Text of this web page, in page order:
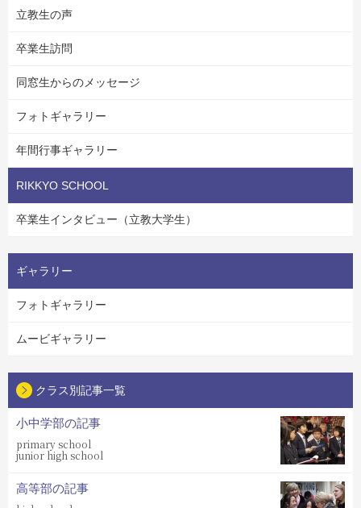
立教生の声
卒業生訪問
同窓生からのメッセージ
フォトギャラリー
年間行事ギャラリー
RIKKYO SCHOOL
卒業生インタビュー（立教大学生）
ギャラリー
フォトギャラリー
ムービギャラリー
クラス別記事一覧
小中学部の記事
primary school
junior high school
高等部の記事